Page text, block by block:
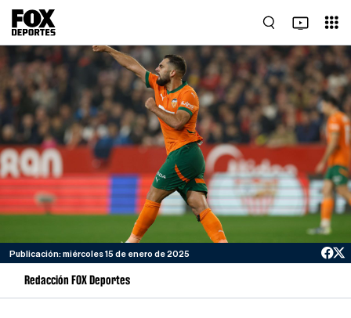
Publicación: miércoles 15 de enero de 2025
Redacción FOX Deportes